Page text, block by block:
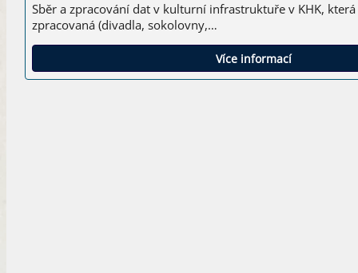
Sběr a zpracování dat v kulturní infrastruktuře v KHK,
zpracovaná (divadla, sokolovny,…
Více informací